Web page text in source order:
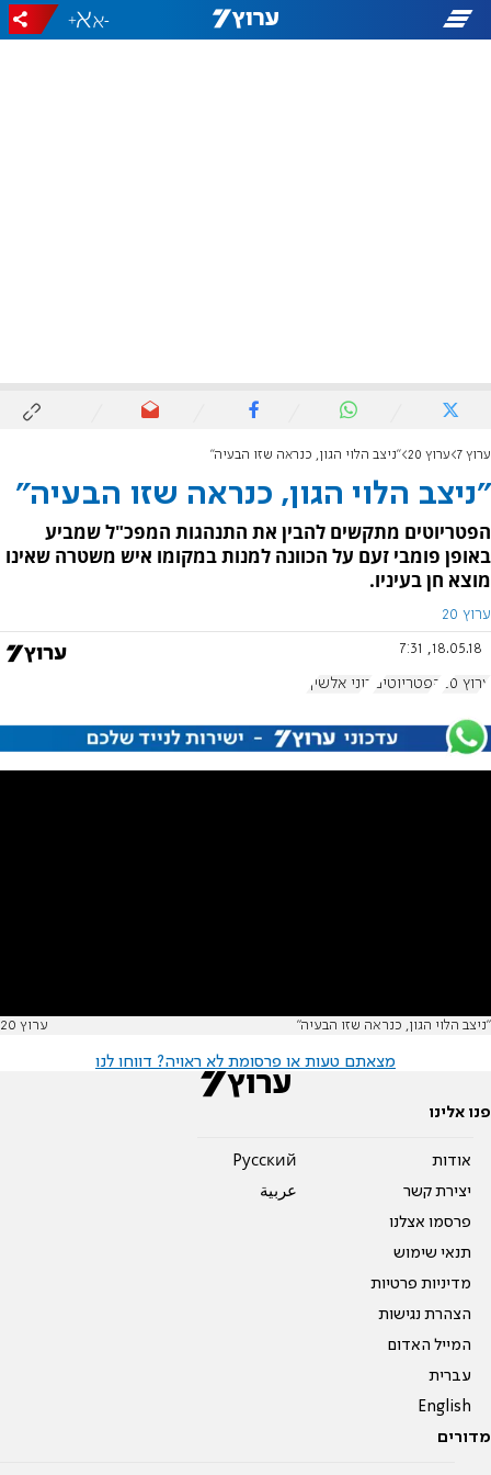
-
+
ערוץ 7 ערוץ 20 "ניצב הלוי הגון, כנראה שזו הבעיה"
"ניצב הלוי הגון, כנראה שזו הבעיה"
הפטריוטים מתקשים להבין את התנהגות המפכ"ל שמביע
באופן פומבי זעם על הכוונה למנות במקומו איש משטרה שאינו
מוצא חן בעיניו.
ערוץ 20
18.05.18, 7:31
ערוץ 20 הפטריוטים רוני אלשיך
"ניצב הלוי הגון, כנראה שזו הבעיה" ערוץ 20
מצאתם טעות או פרסומת לא ראויה? דווחו לנו
פנו אלינו
אודות
יצירת קשר
פרסמו אצלנו
תנאי שימוש
מדיניות פרטיות
הצהרת נגישות
המייל האדום
עברית
English
Pусский
عربية
מדורים